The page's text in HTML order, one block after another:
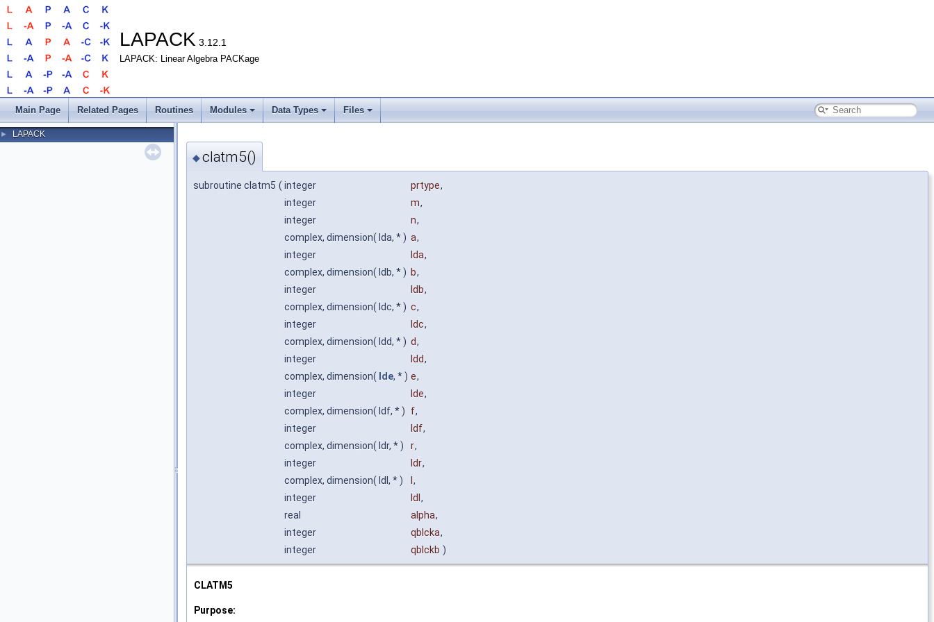
LAPACK 3.12.1
LAPACK: Linear Algebra PACKage
Main Page Related Pages Routines Modules Data Types Files
► LAPACK
◆clatm5()
subroutine clatm5 ( integer prtype,
integer
m,
integer
n,
complex, dimension( lda, * ) a,
integer
lda,
complex, dimension( ldb, * ) b,
integer
ldb,
complex, dimension( ldc, * ) c,
integer
ldc,
complex, dimension( ldd, * ) d,
integer
ldd,
complex, dimension( lde, * ) e,
integer
lde,
complex, dimension( ldf, * )
f,
integer
ldf,
complex, dimension( ldr, * )
r,
integer
ldr,
complex, dimension( ldl, * )
,
integer
ldl ,
real
alpha,
integer
qblcka,
integer
qblckb )
CLATM5
Purpose: